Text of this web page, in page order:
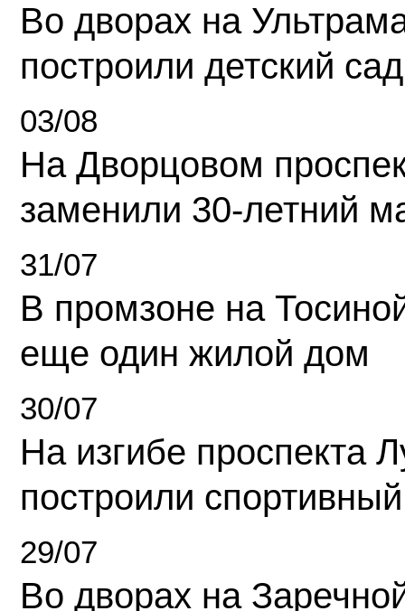
Во дворах на
построили детский сад
03/08
На Дворцовом
заменили 30-летний
31/07
В промзоне на
еще один жилой дом
30/07
На изгибе проспекта
построили
29/07
Во дворах на